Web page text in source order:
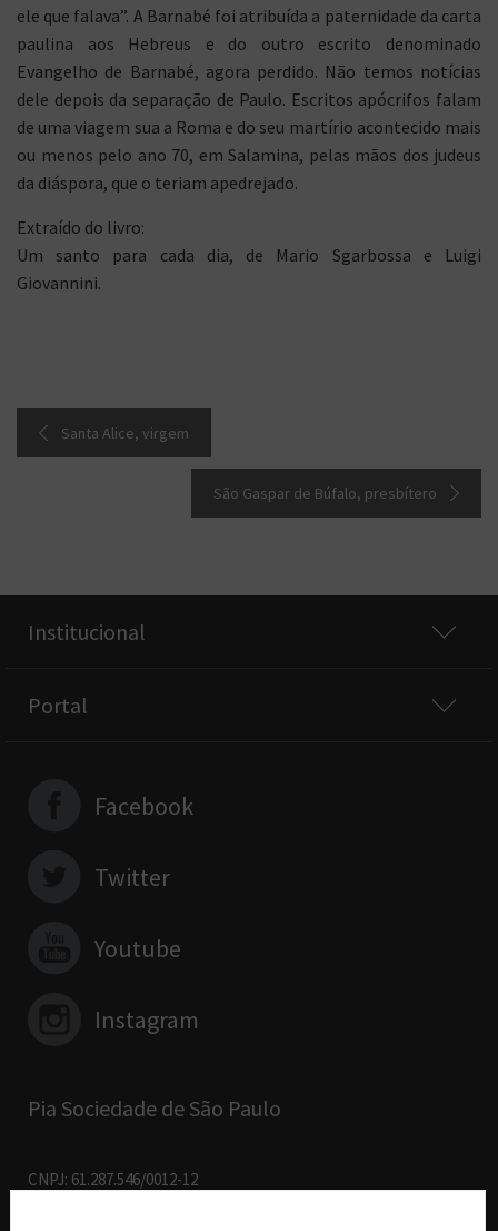
ele que falava”. A Barnabé foi atribuída a paternidade da carta
paulina aos Hebreus e do outro escrito denominado
Evangelho de Barnabé, agora perdido. Não temos notícias
dele depois da separação de Paulo. Escritos apócrifos falam
de uma viagem sua a Roma e do seu martírio acontecido mais
ou menos pelo ano 70, em Salamina, pelas mãos dos judeus
da diáspora, que o teriam apedrejado.
Extraído do livro:
Um santo para cada dia, de Mario Sgarbossa e Luigi
Giovannini.
Santa Alice, virgem
São Gaspar de Búfalo, presbítero
Institucional
Portal
Facebook
Twitter
Youtube
Instagram
Pia Sociedade de São Paulo
CNPJ: 61.287.546/0012-12